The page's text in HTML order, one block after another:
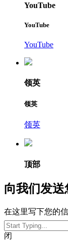
YouTube
YouTube
YouTube
领英
领英
领英
顶部
向我们发送
在这里写下您的
闭